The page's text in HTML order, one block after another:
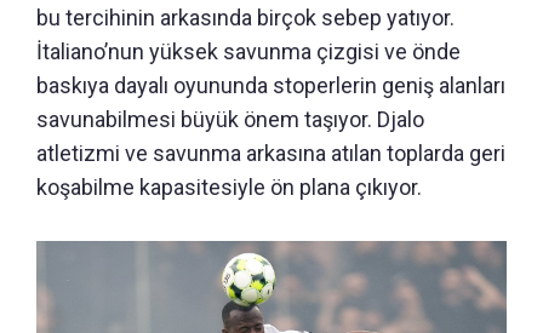
bu tercihinin arkasında birçok sebep yatıyor.
İtaliano’nun yüksek savunma çizgisi ve önde
baskıya dayalı oyununda stoperlerin geniş alanları
savunabilmesi büyük önem taşıyor. Djalo
atletizmi ve savunma arkasına atılan toplarda geri
koşabilme kapasitesiyle ön plana çıkıyor.